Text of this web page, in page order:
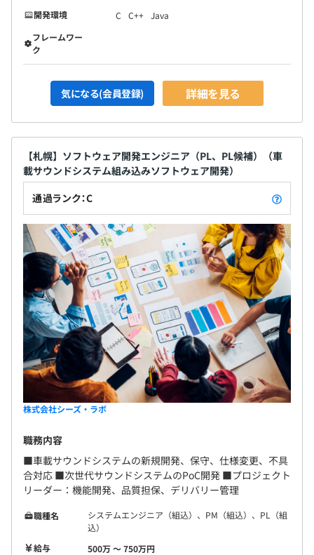
開発環境
C C++ Java
フレームワー
ク
気になる(会員登録) 詳細を見る
【札幌】ソフトウェア開発エンジニア（PL、PL候補）（車
載サウンドシステム組み込みソフトウェア開発）
通過ランク：C
株式会社シーズ・ラボ
職務内容
■車載サウンドシステムの新規開発、保守、仕様変更、不具
合対応 ■次世代サウンドシステムのPoC開発 ■プロジェクト
リーダー：機能開発、品質担保、デリバリー管理
職種名
システムエンジニア（組込）、PM（組込）、PL（組
込）
給与
500万 〜 750万円